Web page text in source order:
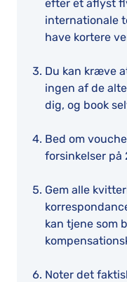
efter et aflyst
internationale
have kortere
Du kan kræve
ingen af de
dig, og book
Bed om
forsinkelser på
Gem alle
kan tjene som
Noter det